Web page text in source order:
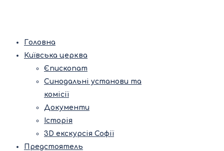
Головна
Київська церква
Єпископат
Синодальні установи та
комісії
Документи
Історія
3D екскурсія Софії
Предстоятель